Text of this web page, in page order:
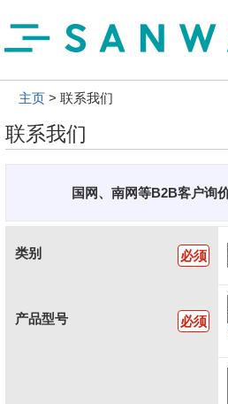
主页 联系我们
联系我们
国网、南网等B2B客户询
类别 必须
产品型号
必须